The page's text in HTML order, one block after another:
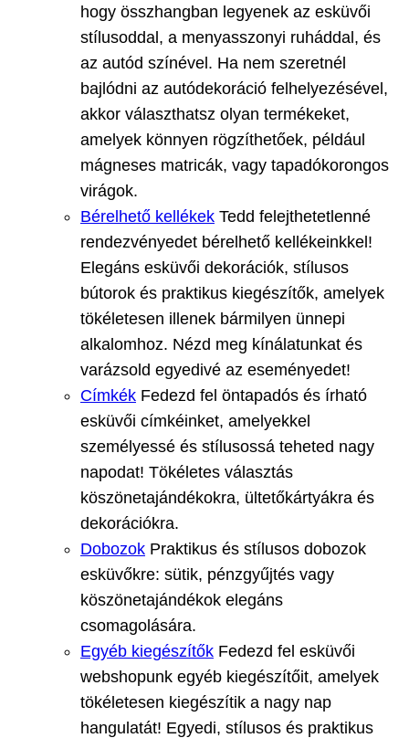
hogy összhangban legyenek az esküvői
stílusoddal, a menyasszonyi ruháddal, és
az autód színével. Ha nem szeretnél
bajlódni az autódekoráció felhelyezésével,
akkor választhatsz olyan termékeket,
amelyek könnyen rögzíthetőek, például
mágneses matricák, vagy tapadókorongos
virágok.
Bérelhető kellékek Tedd felejthetetlenné
rendezvényedet bérelhető kellékeinkkel!
Elegáns esküvői dekorációk, stílusos
bútorok és praktikus kiegészítők, amelyek
tökéletesen illenek bármilyen ünnepi
alkalomhoz. Nézd meg kínálatunkat és
varázsold egyedivé az eseményedet!
Címkék Fedezd fel öntapadós és írható
esküvői címkéinket, amelyekkel
személyessé és stílusossá teheted nagy
napodat! Tökéletes választás
köszönetajándékokra, ültetőkártyákra és
dekorációkra.
Dobozok Praktikus és stílusos dobozok
esküvőkre: sütik, pénzgyűjtés vagy
köszönetajándékok elegáns
csomagolására.
Egyéb kiegészítők Fedezd fel esküvői
webshopunk egyéb kiegészítőit, amelyek
tökéletesen kiegészítik a nagy nap
hangulatát! Egyedi, stílusos és praktikus